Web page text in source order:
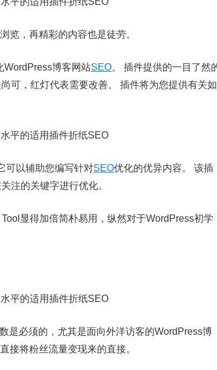
览，再精彩的内容也是徒劳。
WordPress博客网站SEO。 插件提供的一目了然
可，红灯代表需要改善。 插件将为您提供有关如
可以辅助您编写针对SEO优化的优异内容。 该插
关注的关键字进行优化。
Tool显得加倍简朴易用，纵然对于WordPress初学
是必须的，尤其是面向外洋访客的WordPress博
接将粉丝流量变现来的直接。